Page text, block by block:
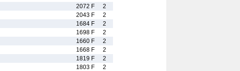
2072 F
2
2043 F
2
1684 F
2
1698 F
2
1660 F
2
1668 F
2
1819 F
2
1803 F
2